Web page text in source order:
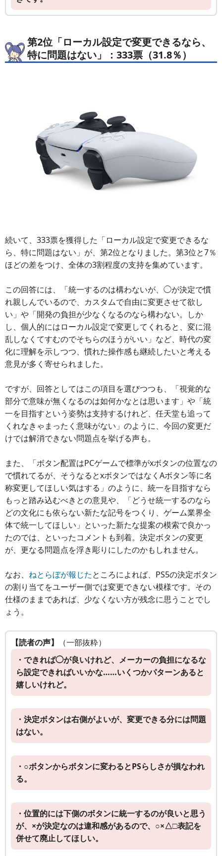
第2位「ローカル設定で変更できるなら、
特に問題はない」：333票（31.8％）
続いて、333票を獲得した「ローカル設定で変更できるな
ら、特に問題はない」が、第2位となりました。第3位と7％
ほどの差をつけ、全体の3割程度の支持を集めています。
この回答には、「統一するのは構わないが、◯が決定で慣
れ親しんでいるので、カスタムで自由に変更させて欲し
い」や「開発の負担が少なくなるのなら構わない。しか
し、個人的にはローカル設定で変更してくれると、変に混
乱しなくてすむのでそちらのほうがいい」など、時代の変
化に理解を示しつつ、慣れた操作感も継続したいと考える
意見が多く寄せられました。
ですが、回答としてはこの項目を選びつつも、「視覚的な
部分で意味が無くなるのは如何かなとは思います」や「統
一を目指すという姿勢は支持するけれど、任天堂も追って
くれなきゃまったく意味がない」のように、今回の変更だ
けでは解消できない問題点を挙げる声も。
また、「ボタン配置はPCゲームで標準がxボタンの位置なの
で慣れてるが、そうなるとxボタンではなくAボタン等に名
称変更してほしい気はする」のように、統一を目指すなら
もっと踏み込むべきとの意見や、「どうせ統一するのなら
どの文化にも依らない新たな記号をつくり、ゲーム業界全
体で統一してほしい」といった新たな提案の模索で良かっ
たのでは、といったコメントも到着。決定ボタンの変更
が、更なる問題点を浮き彫りにしたのかもしれません。
なお、 ねとらぼが報じたところによれば、PS5の決定ボタン
の割り当てをユーザー側では変更できない模様です。その
仕様のままであれば、少なくない方が残念に思うことでし
ょう。
【読者の声】
（一部抜粋）
・できれば◯が良いけれど、メーカーの負担になるな
ら設定できればいいかな……いくつかパターンあると
嬉しいけれど。
・決定ボタンは右側がよいが、変更できる分には問題
はない。
・○ボタンからボタンに変わるとPSらしさが損なわれ
る。
・位置的には下側のボタンに統一するのが良いと思う
が、×が決定なのは違和感があるので、○×△□表記を
併せて廃止してほしい。